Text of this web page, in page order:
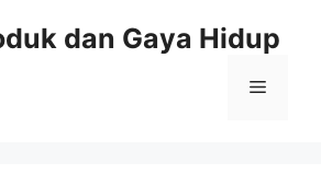
dan Gaya Hidup
Menu